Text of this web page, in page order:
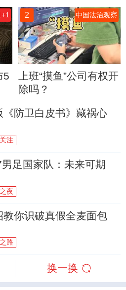
5
2 中国法治观察
上班“摸鱼”公司有权开
除吗？
《防卫白皮书》藏祸心
注
足国家队：未来可期
夜
教你识破真假全麦面包
路
换一换